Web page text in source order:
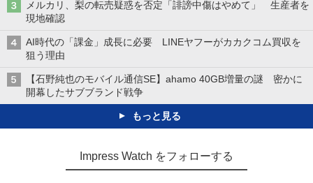
メルカリ、梨の転売疑惑を否定「誹謗中傷はやめて」 生産者を
現地確認
AI時代の「課金」成長に必要 LINEヤフーがカカクコム買収を
狙う理由
【石野純也のモバイル通信SE】ahamo 40GB増量の謎 密かに
開幕したサブブランド戦争
もっと見る
Impress Watch をフォローする